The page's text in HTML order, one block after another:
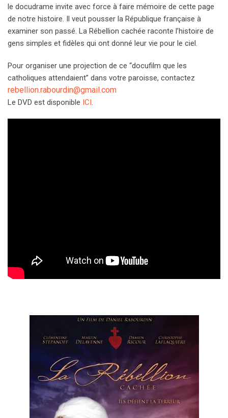
le docudrame invite avec force à faire mémoire de cette page
de notre histoire. Il veut pousser la République française à
examiner son passé. La Rébellion cachée raconte l’histoire de
gens simples et fidèles qui ont donné leur vie pour le ciel.
Pour organiser une projection de ce “docufilm que les
catholiques attendaient” dans votre paroisse, contactez
rebellion.rabourdin@gmail.com
Le DVD est disponible ICI